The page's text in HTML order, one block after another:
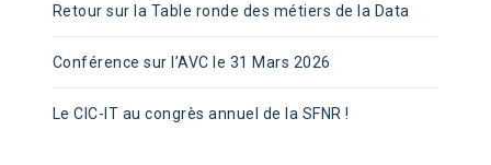
Retour sur la Table ronde des métiers de la Data
Conférence sur l’AVC le 31 Mars 2026
Le CIC-IT au congrès annuel de la SFNR !